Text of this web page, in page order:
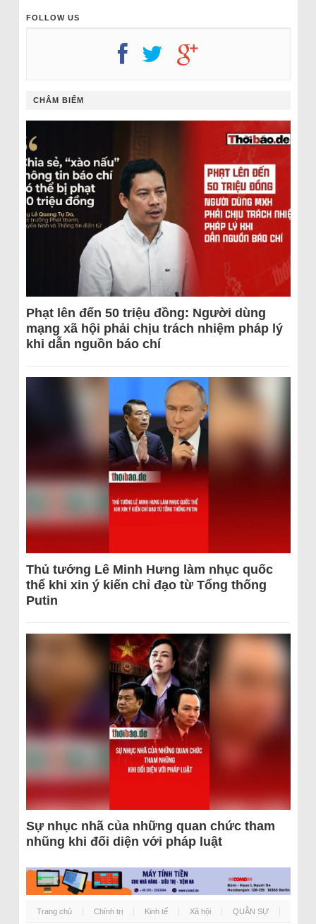
FOLLOW US
CHÂM BIẾM
Phạt lên đến 50 triệu đồng: Người dùng
mạng xã hội phải chịu trách nhiệm pháp lý
khi dẫn nguồn báo chí
Thủ tướng Lê Minh Hưng làm nhục quốc
thể khi xin ý kiến chỉ đạo từ Tổng thống
Putin
Sự nhục nhã của những quan chức tham
nhũng khi đối diện với pháp luật
Trang chủ Chính trị Kinh tế Xã hội QUÂN SỰ